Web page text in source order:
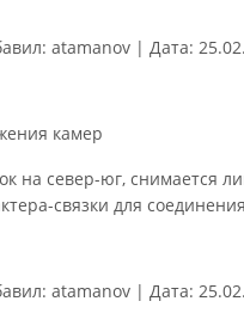
atamanov | Дата:
камер
на север-юг, снимается
связки для
atamanov | Дата: